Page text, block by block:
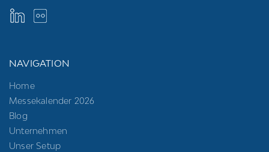
NAVIGATION
Home
Messekalender 2026
Blog
Unternehmen
Unser Setup